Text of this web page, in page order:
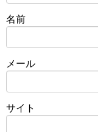
名前
メール
サイト